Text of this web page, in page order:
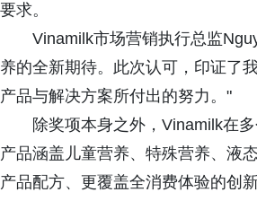
要求。
Vinamilk市场营销执行总监
养的全新期待。此次认可，印证了
产品与解决方案所付出的努力。"
除奖项本身之外，Vinamilk在
产品涵盖儿童营养、特殊营养、液
产品配方、更覆盖全消费体验的创新